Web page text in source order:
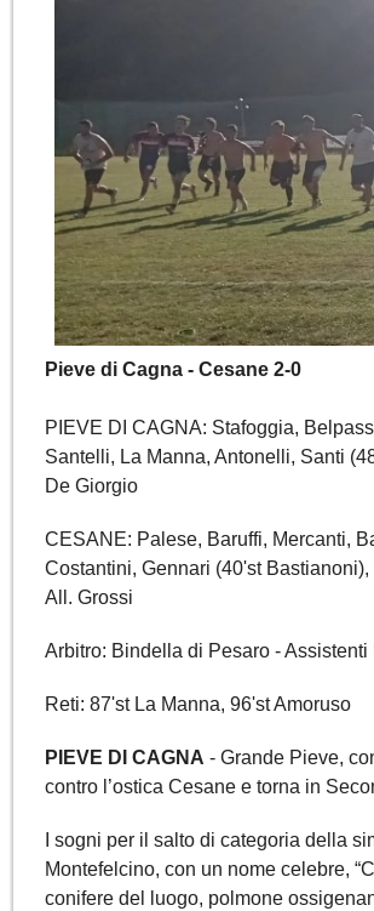
Pieve di Cagna - Cesane 2-0
PIEVE DI CAGNA: Stafoggia,
Santelli, La Manna, Antonelli, Santi
De Giorgio
CESANE: Palese, Baruffi, Mercanti,
Costantini, Gennari (40'st
All. Grossi
Arbitro: Bindella di Pesaro -
Reti: 87'st La Manna, 96'st Amoruso
PIEVE DI CAGNA - Grande Pieve,
contro l’ostica Cesane e torna in
I sogni per il salto di categoria della
Montefelcino, con un nome celebre,
conifere del luogo, polmone